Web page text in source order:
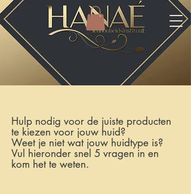
Hulp nodig voor de juiste producten
te kiezen voor jouw huid?
Weet je niet wat jouw huidtype is?
Vul hieronder snel 5 vragen in en
kom het te weten.